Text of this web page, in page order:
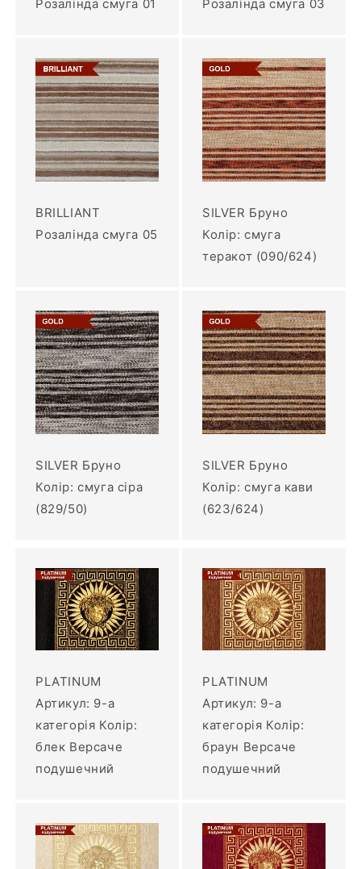
Розалінда смуга 01 Розалінда смуга 03
BRILLIANT
Розалінда смуга 05
SILVER Бруно
Колір: смуга
теракот (090/624)
SILVER Бруно
Колір: смуга сіра
(829/50)
SILVER Бруно
Колір: смуга кави
(623/624)
PLATINUM
Артикул: 9-а
категорія Колір:
блек Версаче
подушечний
PLATINUM
Артикул: 9-а
категорія Колір:
браун Версаче
подушечний